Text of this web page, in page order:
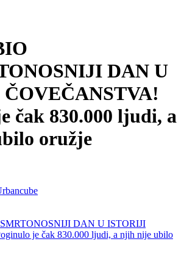
DAN U
čak 830.000 ljudi, a
oružje